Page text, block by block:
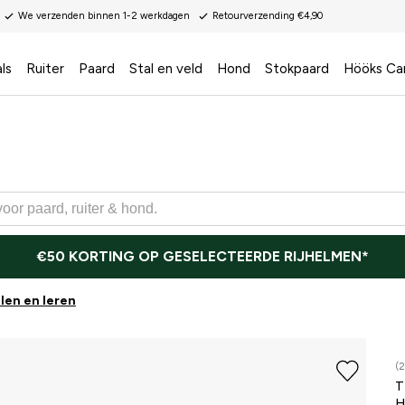
We verzenden binnen 1-2 werkdagen Retourverzending €4,90
Ruiter Paard Stal en veld Hond Stokpaard Hööks
€50 KORTING OP GESELECTEERDE RIJHELMEN*
en leren